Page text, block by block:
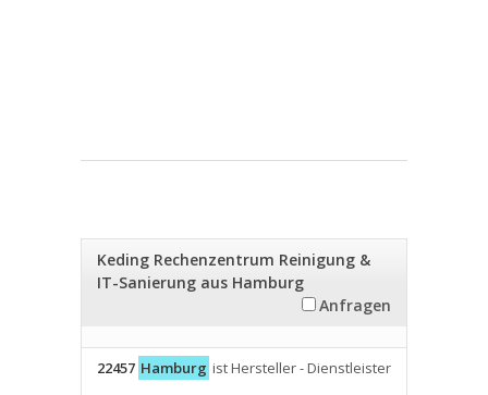
Keding Rechenzentrum Reinigung &
IT-Sanierung aus Hamburg
Anfragen
22457 Hamburg ist Hersteller - Dienstleister